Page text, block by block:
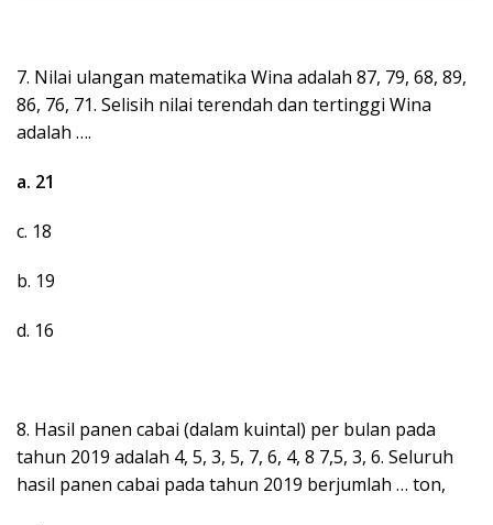
7. Nilai ulangan matematika Wina adalah 87, 79, 68, 89,
86, 76, 71. Selisih nilai terendah dan tertinggi Wina
adalah ….
a. 21
c. 18
b. 19
d. 16
8. Hasil panen cabai (dalam kuintal) per bulan pada
tahun 2019 adalah 4, 5, 3, 5, 7, 6, 4, 8 7,5, 3, 6. Seluruh
hasil panen cabai pada tahun 2019 berjumlah … ton,